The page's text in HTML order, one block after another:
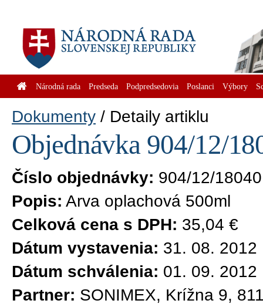
Národná rada Predseda Podpredsedovia Poslanci Výbory
Dokumenty Detaily artiklu
Objednávka 904/12/
Číslo objednávky: 904/12/18040
Popis: Arva oplachová 500ml
Celková cena s DPH: 35,04 €
Dátum vystavenia: 31. 08. 2012
Dátum schválenia: 01. 09. 2012
Partner: SONIMEX, Krížna 9,